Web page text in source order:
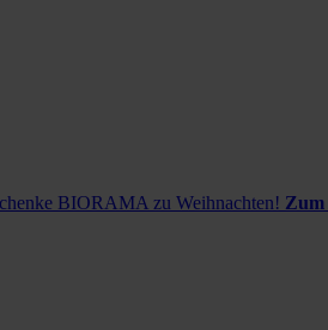
BIORAMA zu Weihnachten! Zum